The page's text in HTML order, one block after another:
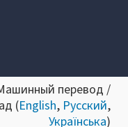
перевод /
(English, Русский,
Українська)